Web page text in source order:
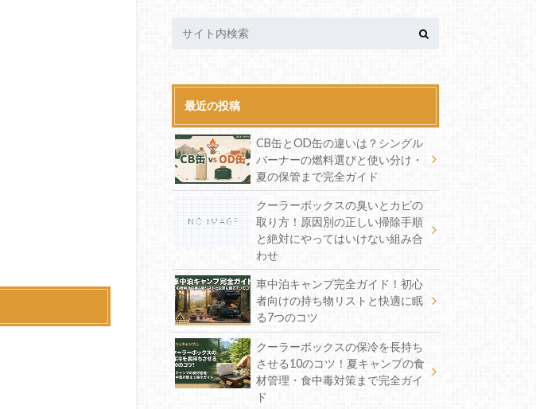
最近の投稿
CB缶とOD缶の違いは？シングル
バーナーの燃料選びと使い分け・
夏の保管まで完全ガイド
クーラーボックスの臭いとカビの
取り方！原因別の正しい掃除手順
と絶対にやってはいけない組み合
わせ
車中泊キャンプ完全ガイド！初心
者向けの持ち物リストと快適に眠
る7つのコツ
クーラーボックスの保冷を長持ち
させる10のコツ！夏キャンプの食
材管理・食中毒対策まで完全ガイ
ド